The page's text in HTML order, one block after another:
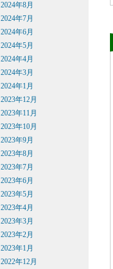
2024年8月
2024年7月
2024年6月
2024年5月
2024年4月
2024年3月
2024年1月
2023年12月
2023年11月
2023年10月
2023年9月
2023年8月
2023年7月
2023年6月
2023年5月
2023年4月
2023年3月
2023年2月
2023年1月
2022年12月